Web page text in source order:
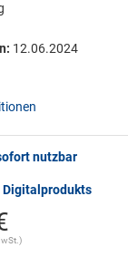
12.06.2024
nutzbar
Digitalprodukts